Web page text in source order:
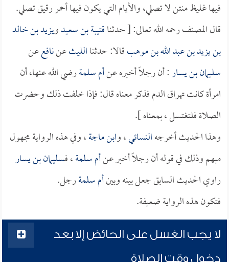
فيها غليظ منتن لا تصلي، والأيام التي يكون فيها أحمر رقيق تصلي.
قال المصنف رحمه الله تعالى: [ حدثناقتيبة بن سعيدويزيد بن خالد
بن يزيد بن عبد الله بن موهبقالا: حدثناالليثعننافععن
سليمان بن يسار: أن رجلاً أخبره عنأم سلمةرضي الله عنها، أن
امرأة كانت تهراق الدم فذكر معناه قال: فإذا خلفت ذلك وحضرت
الصلاة فلتغتسل ، بمعناه ].
وهذا الحديث أخرجهالنسائي، وابن ماجة، وفي هذه الرواية مجهول
مبهم وذلك في قوله أن رجلاً أخبر عنأم سلمة، فـسليمان بن يسار
راوي الحديث السابق جعل بينه وبينأم سلمةرجل.
فتكون هذه الرواية ضعيفة.
لا يجب الغسل على الحائض إلا بعد
دخول وقت الصلاة